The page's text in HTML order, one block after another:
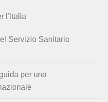
l’Italia
Servizio Sanitario
per una